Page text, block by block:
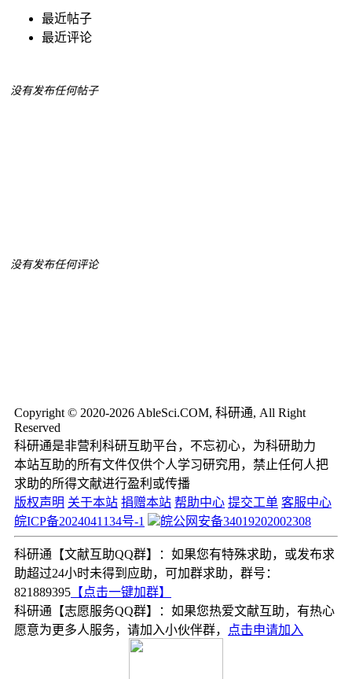
最近帖子
最近评论
没有发布任何帖子
没有发布任何评论
Copyright © 2020-2026 AbleSci.COM, 科研通, All Right
Reserved
科研通是非营利科研互助平台，不忘初心，为科研助力
本站互助的所有文件仅供个人学习研究用，禁止任何人把
求助的所得文献进行盈利或传播
版权声明 关于本站 捐赠本站 帮助中心 提交工单 客服中心
皖ICP备2024041134号-1
皖公网安备34019202002308
科研通【文献互助QQ群】：如果您有特殊求助，或发布求
助超过24小时未得到应助，可加群求助，群号：
821889395 【点击一键加群】
科研通【志愿服务QQ群】：如果您热爱文献互助，有热心
愿意为更多人服务，请加入小伙伴群，
点击申请加入